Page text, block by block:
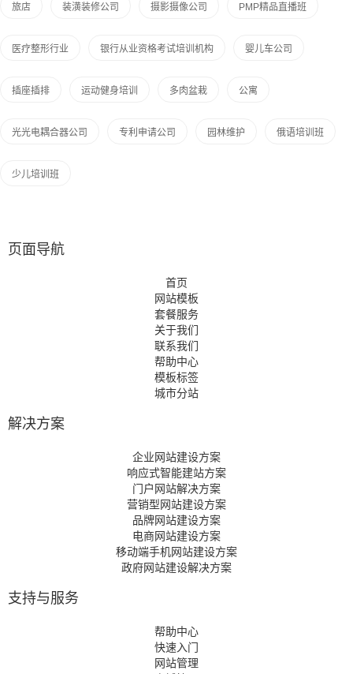
旅店 装潢装修公司 摄影摄像公司 PMP精品直播班
医疗整形行业 银行从业资格考试培训机构 婴儿车公司
插座插排 运动健身培训 多肉盆栽 公寓
光光电耦合器公司 专利申请公司 园林维护 俄语培训班
少儿培训班
页面导航
首页
网站模板
套餐服务
关于我们
联系我们
帮助中心
模板标签
城市分站
解决方案
企业网站建设方案
响应式智能建站方案
门户网站解决方案
营销型网站建设方案
品牌网站建设方案
电商网站建设方案
移动端手机网站建设方案
政府网站建设解决方案
支持与服务
帮助中心
快速入门
网站管理